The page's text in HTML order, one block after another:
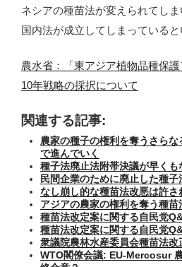
ネシアの種苗法が変えられてし
国内法が成立してしまっていると
農水省：「東アジア植物品種保
10年戦略の採択について
関連する記事:
農家の種子の権利を奪うさら
で進んでいく
種子法廃止法附帯決議が早くも
民間企業のために廃止した種
なし崩し的な種苗法改悪は許さ
アジアの農家の権利を奪う種苗
種苗法改定案に関する自民党
種苗法改定案に関する自民党
衆議院農林水産委員会種苗法改
WTO閣僚会議: EU-Mercosur